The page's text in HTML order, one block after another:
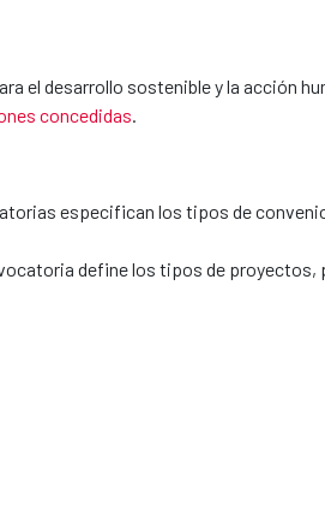
el desarrollo sostenible y la acción
concedidas
especifican los tipos de
define los tipos de proyectos,